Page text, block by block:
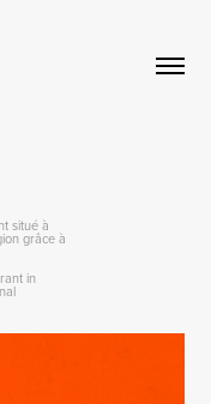
situé à
grâce à
in